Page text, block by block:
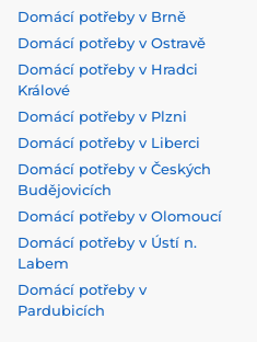
Domácí potřeby v Brně
Domácí potřeby v Ostravě
Domácí potřeby v Hradci
Králové
Domácí potřeby v Plzni
Domácí potřeby v Liberci
Domácí potřeby v Českých
Budějovicích
Domácí potřeby v Olomoucí
Domácí potřeby v Ústí n.
Labem
Domácí potřeby v
Pardubicích